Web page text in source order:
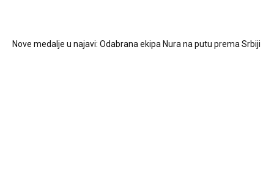
Nove medalje u najavi: Odabrana ekipa Nura na putu prema Srbiji